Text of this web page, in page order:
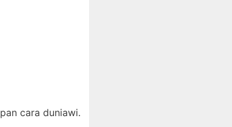
cara duniawi.